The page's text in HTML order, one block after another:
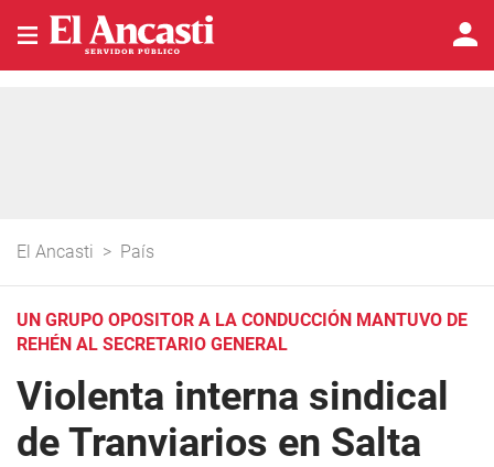
El Ancasti > País
UN GRUPO OPOSITOR A LA CONDUCCIÓN MANTUVO DE
REHÉN AL SECRETARIO GENERAL
Violenta interna sindical
de Tranviarios en Salta